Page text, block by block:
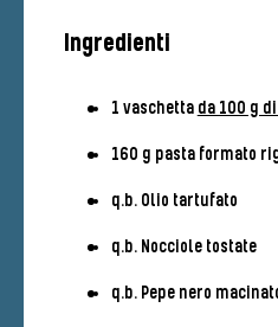
Ingredienti
1 vaschetta da 100 g
160 g pasta formato
q.b. Olio tartufato
q.b. Nocciole tostate
q.b. Pepe nero